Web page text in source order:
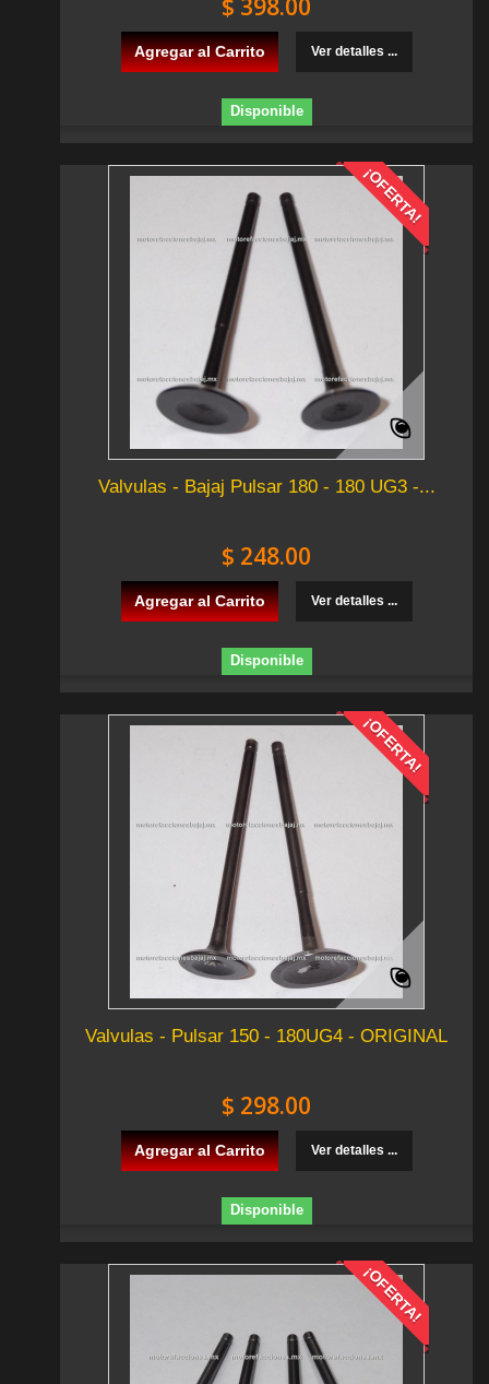
$ 398.00
Agregar al Carrito Ver detalles ...
Disponible
¡OFERTA!
Valvulas - Bajaj Pulsar 180 - 180 UG3 -...
$ 248.00
Agregar al Carrito Ver detalles ...
Disponible
¡OFERTA!
Valvulas - Pulsar 150 - 180UG4 - ORIGINAL
$ 298.00
Agregar al Carrito Ver detalles ...
Disponible
¡OFERTA!